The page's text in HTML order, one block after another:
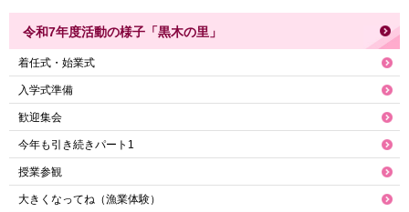
令和7年度活動の様子「黒木の里」
着任式・始業式
入学式準備
歓迎集会
今年も引き続きパート1
授業参観
大きくなってね（漁業体験）